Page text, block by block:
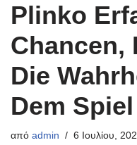
Plinko
Chancen,
Die
Dem Spiel
από admin 6 Ιουλίου,